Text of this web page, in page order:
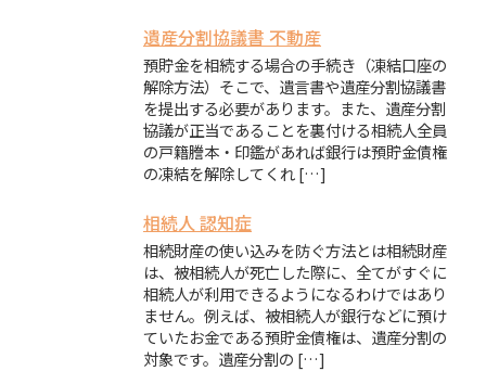
遺産分割協議書 不動産
預貯金を相続する場合の手続き（凍結口座の
解除方法）そこで、遺言書や遺産分割協議書
を提出する必要があります。また、遺産分割
協議が正当であることを裏付ける相続人全員
の戸籍謄本・印鑑があれば銀行は預貯金債権
の凍結を解除してくれ […]
相続人 認知症
相続財産の使い込みを防ぐ方法とは相続財産
は、被相続人が死亡した際に、全てがすぐに
相続人が利用できるようになるわけではあり
ません。例えば、被相続人が銀行などに預け
ていたお金である預貯金債権は、遺産分割の
対象です。遺産分割の […]